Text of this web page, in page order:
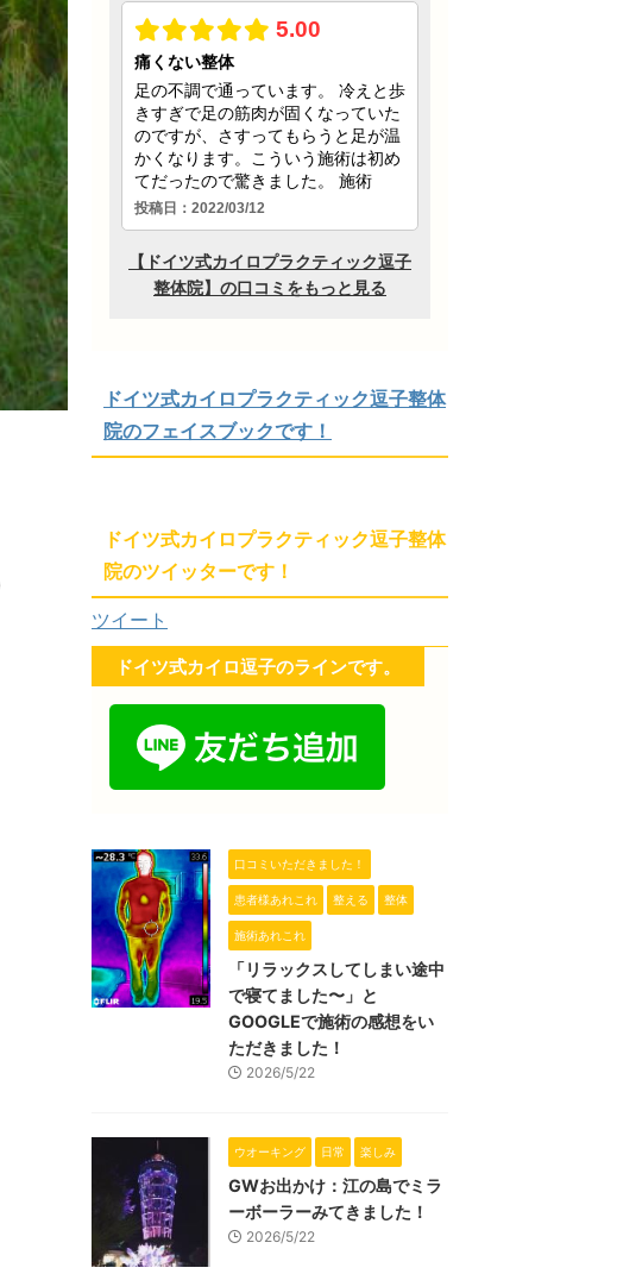
ドイツ式カイロプラクティック逗子整体
院のフェイスブックです！
ドイツ式カイロプラクティック逗子整体
院のツイッターです！
ツイート
ドイツ式カイロ逗子のラインです。
口コミいただきました！
患者様あれこれ 整える 整体
施術あれこれ
「リラックスしてしまい途中
で寝てました〜」と
GOOGLEで施術の感想をい
ただきました！
2026/5/22
ウオーキング 日常 楽しみ
GWお出かけ：江の島でミラ
ーボーラーみてきました！
2026/5/22